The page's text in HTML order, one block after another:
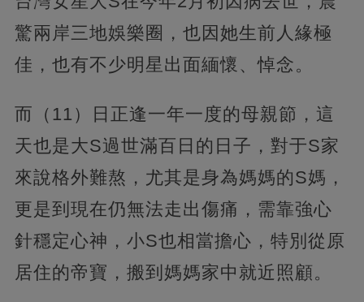
驚兩岸三地娛樂圈，也因她生前人緣極
佳，也有不少明星出面緬懷、悼念。
而（11）日正逢一年一度的母親節，這
天也是大S過世滿百日的日子，對于S家
來說格外難熬，尤其是身為媽媽的S媽，
更是到現在仍無法走出傷痛，需靠強心
針穩定心神，小S也相當擔心，特別從原
居住的帝寶，搬到媽媽家中就近照顧。